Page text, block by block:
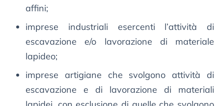
affini;
imprese industriali esercenti l’attività di
escavazione e/o lavorazione di materiale
lapideo;
imprese artigiane che svolgono attività di
escavazione e di lavorazione di materiali